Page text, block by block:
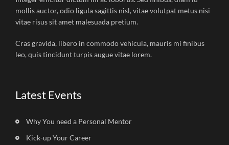
mollis auctor, odio ligula sagittis nisl, vitae volutpat metus nisi
vitae risus sit amet malesuada pretium.
Cras gravida, libero in commodo vehicula, mauris mi finibus
leo, quis tincidunt turpis augue vitae lorem.
Latest Events
Why You need a Personal Mentor
Kick-up Your Career